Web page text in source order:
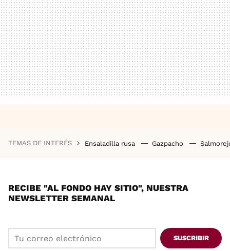
TEMAS DE INTERÉS Ensaladilla rusa Gazpacho
RECIBE "AL FONDO HAY SITIO", NUESTRA
NEWSLETTER SEMANAL
SUSCRIBIR